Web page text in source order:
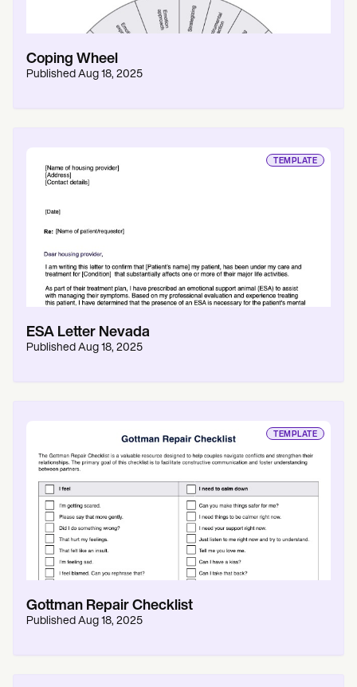
Coping Wheel
Published Aug 18, 2025
TEMPLATE
ESA Letter Nevada
Published Aug 18, 2025
TEMPLATE
Gottman Repair Checklist
Published Aug 18, 2025